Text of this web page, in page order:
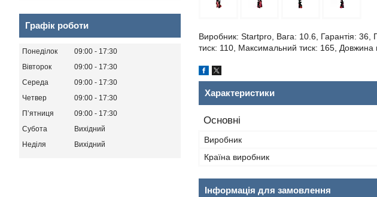
Виробник: Startpro, Вага: 10.6, Гарантія: 36,
тиск: 110, Максимальний тиск: 165,
Характеристики
Основні
Виробник
Країна виробник
Інформація для замовлення
Графік роботи
Понеділок 09:00
17:30
Вівторок
09:00
17:30
Середа
09:00
17:30
Четвер
09:00
17:30
Пʼятниця
09:00
17:30
Субота
Вихідний
Неділя
Вихідний